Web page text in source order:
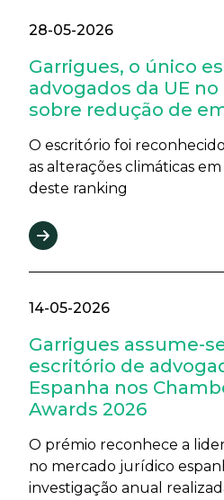
28-05-2026
Garrigues, o único
advogados da UE no
sobre redução de
O escritório foi
as alterações climáticas
deste ranking
14-05-2026
Garrigues assume-
escritório de
Espanha nos
Awards 2026
O prémio reconhece a
no mercado jurídico
investigação anual